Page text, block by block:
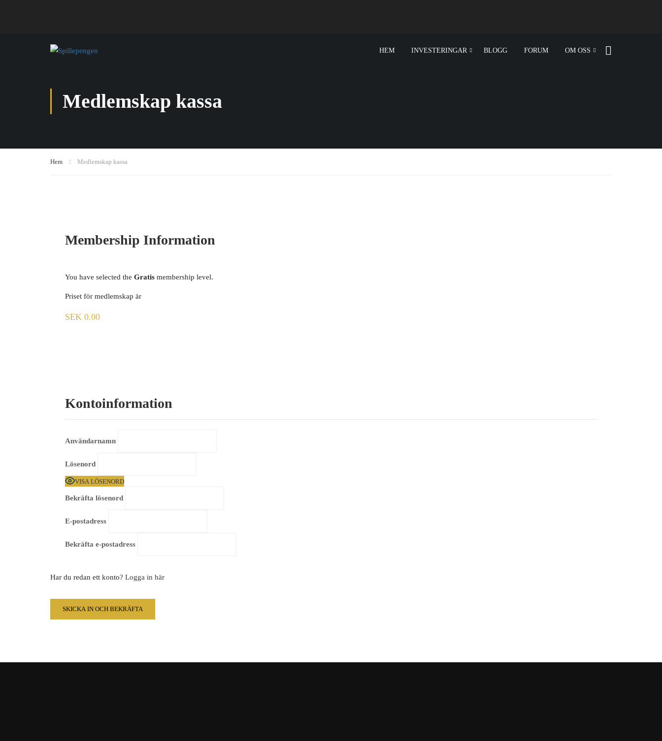
HEM INVESTERINGAR BLOGG FORUM OM OSS
Medlemskap kassa
Hem Medlemskap kassa
Membership Information
You have selected the Gratis membership level.
Priset för medlemskap är
SEK 0.00
Kontoinformation
Användarnamn
Lösenord
VISA LÖSENORD
Bekräfta lösenord
E-postadress
Bekräfta e-postadress
Har du redan ett konto? Logga in här